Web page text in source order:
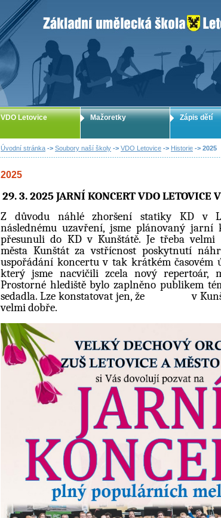
ZUŠ Letovice - Základní
Úvodní stránka -> Soubory naší školy -> VDO Letovice -> Historie -> 2025
2025
29. 3. 2025 JARNÍ KONCERT VDO LETOVICE
Z důvodu náhlé zhoršení statiky KD v
následnému uzavření, jsme plánovaný jarní
přesunuli do KD v Kunštátě. Je třeba velmi
města Kunštát za vstřícnost poskytnutí
uspořádání koncertu v tak krátkém časovém
který jsme nacvičili zcela nový repertoár,
Prostorné hlediště bylo zaplněno publikem
sedadla. Lze konstatovat jen, že v
velmi dobře.
VDO Letovice Mažoretky Zápis dětí